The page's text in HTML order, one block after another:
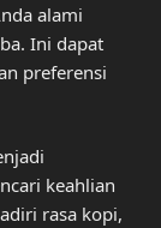
alami
Ini dapat
preferensi
keahlian
rasa kopi,